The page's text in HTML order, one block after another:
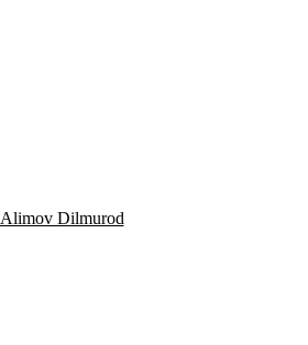
Alimov Dilmurod